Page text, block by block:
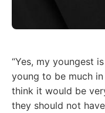
“Yes, my youngest
young to be much in
think it would be
they should not